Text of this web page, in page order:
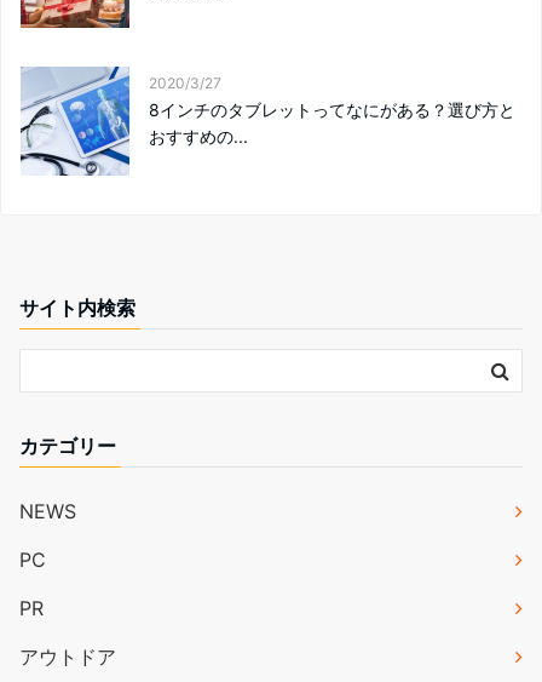
2020/3/27
8インチのタブレットってなにがある？選び方と
おすすめの...
サイト内検索
カテゴリー
NEWS
PC
PR
アウトドア